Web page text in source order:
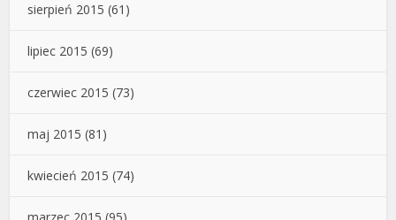
sierpień 2015 (61)
lipiec 2015 (69)
czerwiec 2015 (73)
maj 2015 (81)
kwiecień 2015 (74)